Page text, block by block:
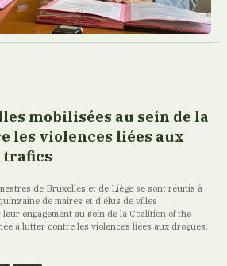
mobilisées au sein de la
les violences liées aux
trafics
de Bruxelles et de Liège se sont réunis à
de maires et d'élus de villes
engagement au sein de la Coalition of the
à lutter contre les violences liées aux drogues.